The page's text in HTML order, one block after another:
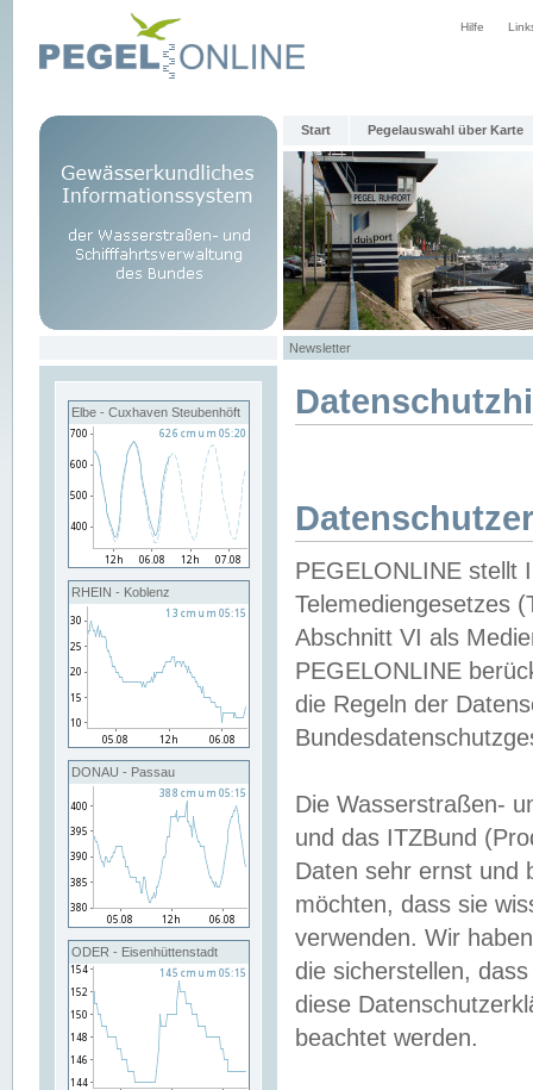
Hilfe
Start Pegelauswahl über Karte
Newsletter
Elbe - Cuxhaven Steubenhöft
RHEIN - Koblenz
DONAU - Passau
ODER - Eisenhüttenstadt
PEGELONLINE stellt
Telemediengesetzes
Abschnitt VI als
PEGELONLINE
die Regeln der
Die Wasserstraßen-
und das ITZBund
Daten sehr ernst und
möchten, dass sie
verwenden. Wir
die sicherstellen,
diese
beachtet werden.